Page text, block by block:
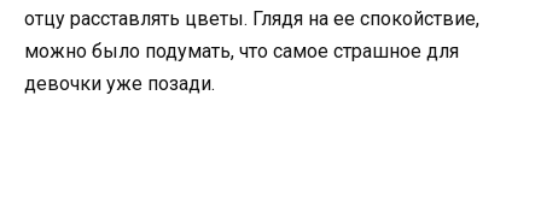
отцу расставлять цветы. Глядя на ее спокойствие,
можно было подумать, что самое страшное для
девочки уже позади.